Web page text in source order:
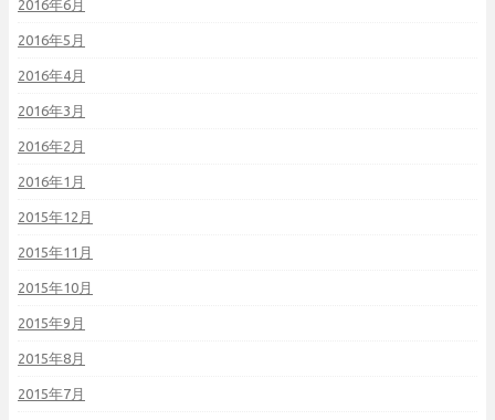
2016年6月
2016年5月
2016年4月
2016年3月
2016年2月
2016年1月
2015年12月
2015年11月
2015年10月
2015年9月
2015年8月
2015年7月